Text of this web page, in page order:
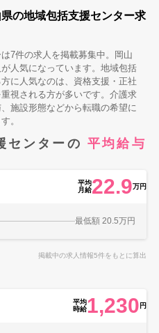
の地域包括支援センター求
7件の求人を掲載募集中。岡山
人気になっています。地域包括
に人気なのは、資格支援・正社
視される方が多いです。介護求
施設形態などから転職の希望に
。
センターの 平均給与
平均
月給22.9万円
最低額 20.5万円
掲載中の求人情報5件をもとに算出
平均
時給1,230 円